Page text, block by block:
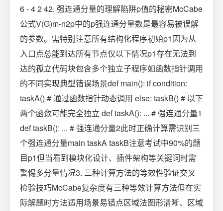
6 - 4 2 42. 强连通分量的理解陷阱p值的秘密McCabe
公式V(G)m-n2p中的p强连通分量数是最容易被误解
的参数。需特别注意所有结构化程序初始p1因为从
入口点总能到达所有节点仅以下情况p1存在无法到
达的孤立代码块包含多个独立子程序如函数指针调用
的不同实现典型错误场景def main(): if condition:
taskA() # 通过函数指针动态调用 else: taskB() # 以下
两个函数可能完全独立 def taskA(): ... # 强连通分量1
def taskB(): ... # 强连通分量2此时正确计算需识别三
个强连通分量main taskA taskB注意考试中90%的题
目p1但当看到模块化设计、插件架构等关键词时需
警惕多分量情况3. 三种计算方法的等效性验证交叉
检验技巧McCabe复杂度有三种等效计算方法但在实
际解题时方法适用场景易错点区域法图形清晰、区域